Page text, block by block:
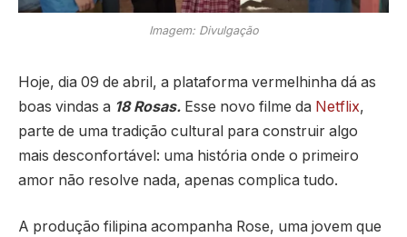
Imagem: Divulgação
Hoje, dia 09 de abril, a plataforma vermelhinha dá as
boas vindas a 18 Rosas. Esse novo filme da Netflix,
parte de uma tradição cultural para construir algo
mais desconfortável: uma história onde o primeiro
amor não resolve nada, apenas complica tudo.
A produção filipina acompanha Rose, uma jovem que